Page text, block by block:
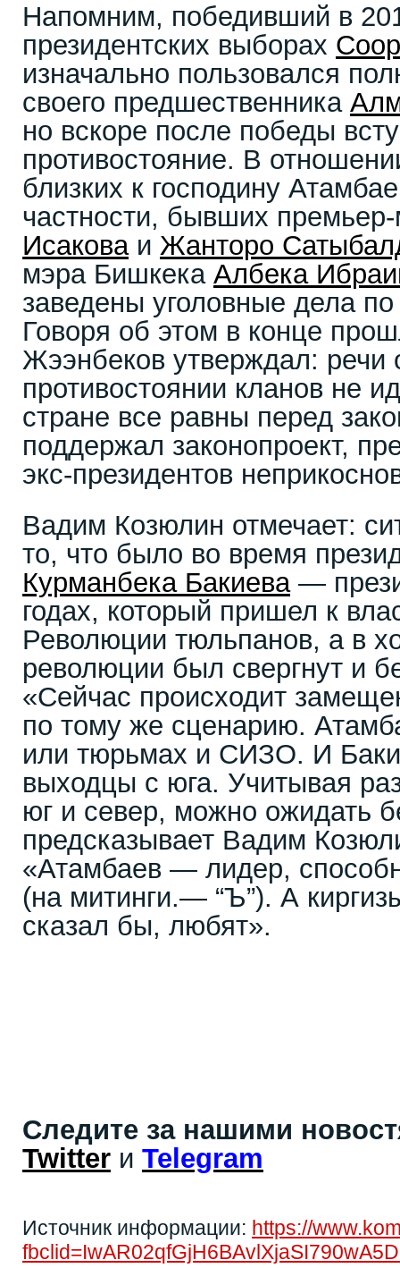
Напомним, победивший в
президентских выборах
изначально пользовался
своего предшественника
но вскоре после победы
противостояние. В
близких к господину
частности, бывших
Исаковаи Жанторо
мэра Бишкека Албека
заведены уголовные дела
Говоря об этом в конце
Жээнбеков утверждал: речи
противостоянии кланов не
стране все равны перед
поддержал законопроект,
экс-президентов
Вадим Козюлин отмечает:
то, что было во время
Курманбека Бакиева—
годах, который пришел к
Революции тюльпанов, а в
революции был свергнут и
«Сейчас происходит
по тому же сценарию.
или тюрьмах и СИЗО. И
выходцы с юга. Учитывая
юг и север, можно ожидать
предсказывает Вадим
«Атамбаев — лидер,
(на митинги.— “Ъ”). А
сказал бы, любят».
Следите за нашими
Twitter и Telegram
Источник информации: https://